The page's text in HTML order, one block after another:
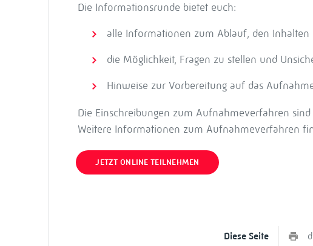
Die Informationsrunde bietet euch:
alle Informationen zum Ablauf, den
die Möglichkeit, Fragen zu stellen und
Hinweise zur Vorbereitung auf das
Die Einschreibungen zum Aufnahmeverfahren
Weitere Informationen zum Aufnahmeverfahren
JETZT ONLINE TEILNEHMEN
Diese Seite